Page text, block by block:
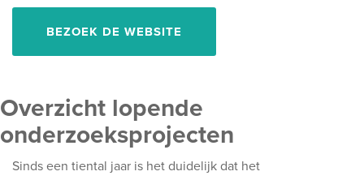
BEZOEK DE WEBSITE
Overzicht lopende
onderzoeksprojecten
Sinds een tiental jaar is het duidelijk dat het